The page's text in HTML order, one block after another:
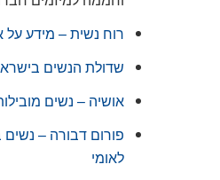
רוח נשית – מידע על
שדולת הנשים
אושיה – נשים
פורום דבורה – נשים
לאומי